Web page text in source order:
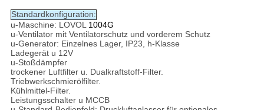
Standardkonfiguration:
u-Maschine: LOVOL 1004G
u-Ventilator mit Ventilatorschutz und vorderem Schutz
u-Generator: Einzelnes Lager, IP23, h-Klasse
Ladegerät u 12V
u-Stoßdämpfer
trockener Luftfilter u. Dualkraftstoff-Filter.
Triebwerkschmierölfilter.
Kühlmittel-Filter.
Leistungsschalter u MCCB